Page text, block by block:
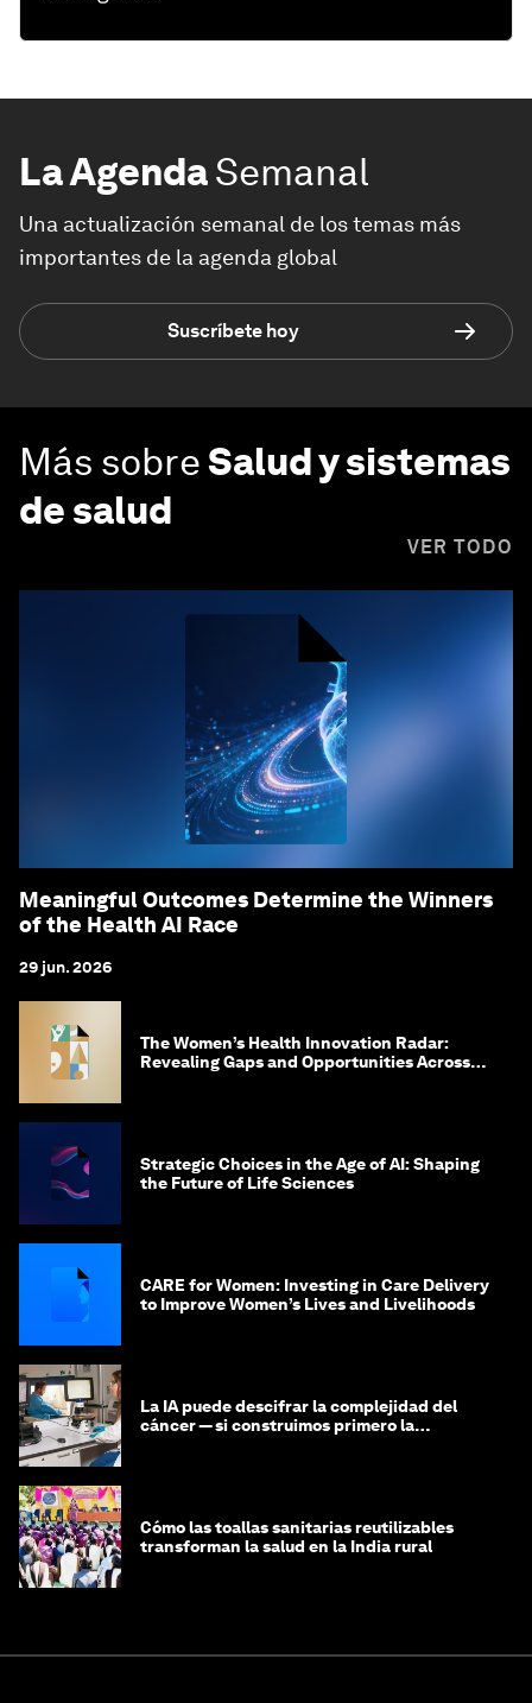
La AgendaSemanal
Una actualización semanal de los temas más
importantes de la agenda global
Suscríbete hoy
Más sobreSalud y sistemas
de salud
VER TODO
Meaningful Outcomes Determine the Winners
of the Health AI Race
29 jun. 2026
The Women’s Health Innovation Radar:
Revealing Gaps and Opportunities Across
Strategic Choices in the Age of AI: Shaping
the Future of Life Sciences
CARE for Women: Investing in Care Delivery
to Improve Women’s Lives and Livelihoods
La IA puede descifrar la complejidad del
cáncer — si construimos primero la
Cómo las toallas sanitarias reutilizables
transforman la salud en la India rural